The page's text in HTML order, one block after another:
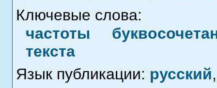
Ключевые слова:
частоты
текста
Язык публикации: русский,